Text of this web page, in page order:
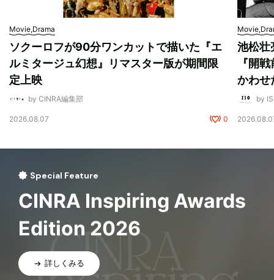
Movie,Drama
ソクーロフが90分ワンカットで描いた『エ
ルミタージュ幻想』リマスター版が期間限
定上映
by CINRA編集部
2026.08.07 0
池松壮
『開
かわせ
by
Special Feature
CINRA Inspiring Awards
Edition 2026
詳しくみる